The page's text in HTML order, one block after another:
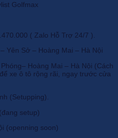
Golfmax
( Zalo Hỗ Trợ 24/7 ).
Yên Sở – Hoàng Mai – Hà Nội
Hoàng Mai – Hà Nội (Cách
xe ô tô rộng rãi, ngay trước cửa
(Setupping).
setup)
(openning soon)